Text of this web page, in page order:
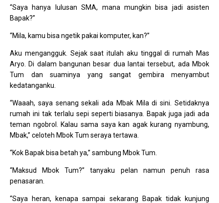
“Saya hanya lulusan SMA, mana mungkin bisa jadi asisten
Bapak?”
“Mila, kamu bisa ngetik pakai komputer, kan?”
Aku mengangguk. Sejak saat itulah aku tinggal di rumah Mas
Aryo. Di dalam bangunan besar dua lantai tersebut, ada Mbok
Tum dan suaminya yang sangat gembira menyambut
kedatanganku.
“Waaah, saya senang sekali ada Mbak Mila di sini. Setidaknya
rumah ini tak terlalu sepi seperti biasanya. Bapak juga jadi ada
teman ngobrol. Kalau sama saya kan agak kurang nyambung,
Mbak,” celoteh Mbok Tum seraya tertawa.
“Kok Bapak bisa betah ya,” sambung Mbok Tum.
“Maksud Mbok Tum?” tanyaku pelan namun penuh rasa
penasaran.
“Saya heran, kenapa sampai sekarang Bapak tidak kunjung